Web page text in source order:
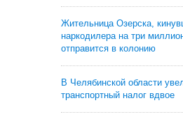
Жительница Озерска,
наркодилера на три
отправится в колонию
В Челябинской области
транспортный налог вдвое